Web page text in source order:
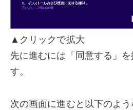
▲クリックで拡大
先に進むには「同意する」
す。
次の画面に進むと以下のよう